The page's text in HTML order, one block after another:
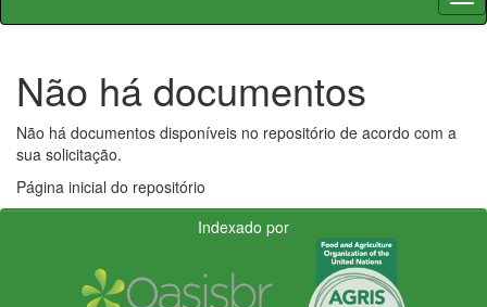
Não há documentos
Não há documentos disponíveis no repositório de acordo com a
sua solicitação.
Página inicial do repositório
Indexado por